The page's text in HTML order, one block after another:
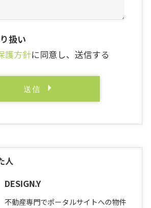
扱い
護方針に同意し、送信する
人
DESIGN.Y
不動産専門でポータルサイトへの物件